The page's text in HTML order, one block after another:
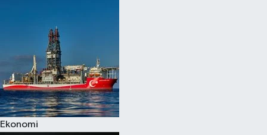
Ekonomi